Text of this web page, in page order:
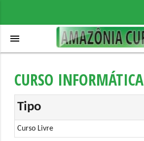
menu
CURSO INFORMÁTICA
Tipo
Curso Livre